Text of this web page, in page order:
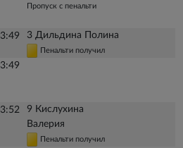
Пропуск с пенальти
3 Дильдина Полина
Пенальти получил
9 Кислухина
Валерия
Пенальти получил